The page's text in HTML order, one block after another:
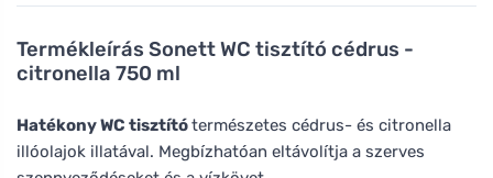
Termékleírás Sonett WC tisztító cédrus -
citronella 750 ml
Hatékony WC tisztítótermészetes cédrus- és citronella
illóolajok illatával. Megbízhatóan eltávolítja a szerves